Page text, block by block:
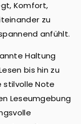
Komfort,
zu
anfühlt.
Haltung
bis hin zu
stilvolle Note
Leseumgebung